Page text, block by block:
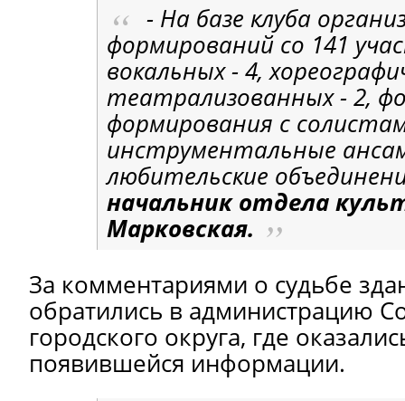
- На базе клуба
формирований со 141
вокальных - 4,
театрализованных - 2,
формирования с
инструментальные
любительские
начальник отдела
Марковская.
За комментариями о судьбе
обратились в администрацию
городского округа, где
появившейся информации.